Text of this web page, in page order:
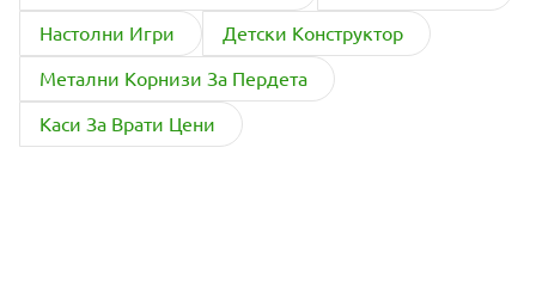
Настолни Игри
Детски Конструктор
Метални Корнизи За Пердета
Каси За Врати Цени